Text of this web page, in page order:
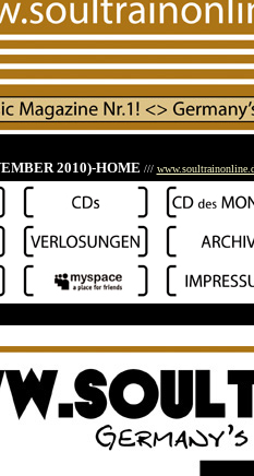
2010)-HOME ///